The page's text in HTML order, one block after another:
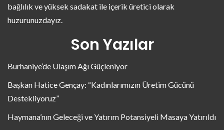
bağlılık ve yüksek sadakat ile içerik üretici olarak
huzurunuzdayız.
Son Yazılar
Burhaniye’de Ulaşım Ağı Güçleniyor
Başkan Hatice Gençay: “Kadınlarımızın Üretim Gücünü
Destekliyoruz”
Haymana’nın Geleceği ve Yatırım Potansiyeli Masaya Yatırıldı